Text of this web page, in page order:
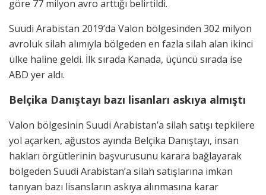
göre 77 milyon avro arttığı belirtildi.
Suudi Arabistan 2019’da Valon bölgesinden 302 milyon
avroluk silah alımıyla bölgeden en fazla silah alan ikinci
ülke haline geldi. İlk sırada Kanada, üçüncü sırada ise
ABD yer aldı.
Belçika Danıştayı bazı lisanları askıya almıştı
Valon bölgesinin Suudi Arabistan’a silah satışı tepkilere
yol açarken, ağustos ayında Belçika Danıştayı, insan
hakları örgütlerinin başvurusunu karara bağlayarak
bölgeden Suudi Arabistan’a silah satışlarına imkan
tanıyan bazı lisansların askıya alınmasına karar